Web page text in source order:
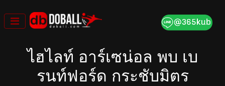
to
content
ไฮไลท์ อาร์เซน่อล พบ เบ
รนท์ฟอร์ด กระชับมิตร